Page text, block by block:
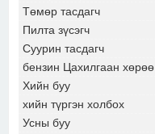
Төмөр тасдагч
Пилта зүсэгч
Суурин тасдагч
бензин Цахилгаан хөрөө
Хийн буу
хийн түргэн холбох
Усны буу